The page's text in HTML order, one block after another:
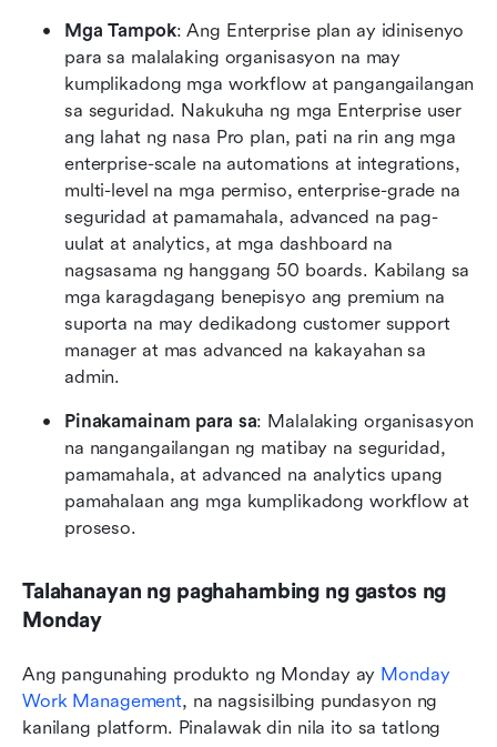
Mga Tampok: Ang Enterprise plan ay idinisenyo
para sa malalaking organisasyon na may
kumplikadong mga workflow at pangangailangan
sa seguridad. Nakukuha ng mga Enterprise user
ang lahat ng nasa Pro plan, pati na rin ang mga
enterprise-scale na automations at integrations,
multi-level na mga permiso, enterprise-grade na
seguridad at pamamahala, advanced na pag-
uulat at analytics, at mga dashboard na
nagsasama ng hanggang 50 boards. Kabilang sa
mga karagdagang benepisyo ang premium na
suporta na may dedikadong customer support
manager at mas advanced na kakayahan sa
admin.
Pinakamainam para sa: Malalaking organisasyon
na nangangailangan ng matibay na seguridad,
pamamahala, at advanced na analytics upang
pamahalaan ang mga kumplikadong workflow at
proseso.
Talahanayan ng paghahambing ng gastos ng
Monday
Ang pangunahing produkto ng Monday ay Monday
Work Management, na nagsisilbing pundasyon ng
kanilang platform. Pinalawak din nila ito sa tatlong